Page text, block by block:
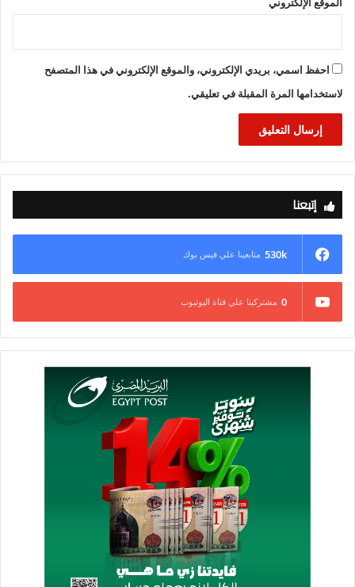
احفظ اسمي، بريدي الإلكتروني، والموقع الإلكتروني في هذا المتصفح
لاستخدامها المرة المقبلة في تعليقي.
إتبعنا
530k متابعينا علي فيس بوك
0 مشتركينا علي قناة اليوتيوب